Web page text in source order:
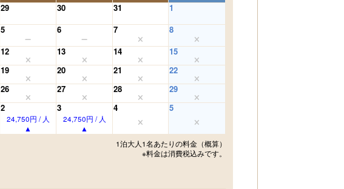
29 30 31
1
5 6 7
8
12 13 14
15
19 20 21
22
26 27 28
29
2
24,750円 / 人
3
24,750円 / 人
4 5
1泊大人1名あたりの料金（概算）
※料金は消費税込みです。